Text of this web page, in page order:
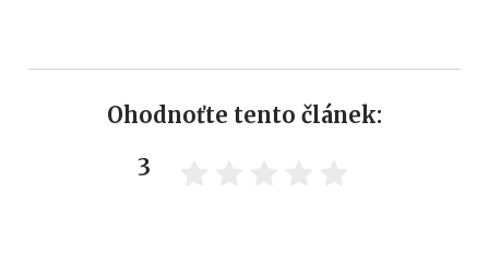
Ohodnoťte tento článek:
3